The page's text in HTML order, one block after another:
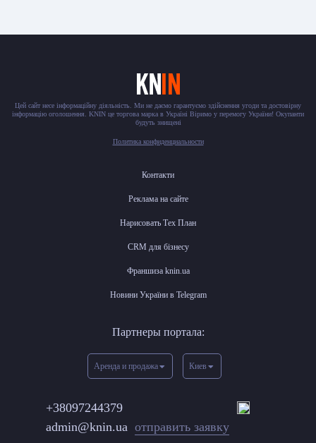
Цей сайт несе інформаційну діяльність. Ми не даємо гарантуємо здійснення угоди та достовірну
інформацію оголошення. KNIN це торгова марка в Україні Віримо у перемогу України! Окупанти
будуть знищені
Политика конфиденциальности
Контакти
Реклама на сайте
Нарисовать Тех План
CRM для бізнесу
Франшиза knin.ua
Новини України в Telegram
Партнеры портала:
Аренда и продажа Киев
+38097244379
admin@knin.ua отправить заявку